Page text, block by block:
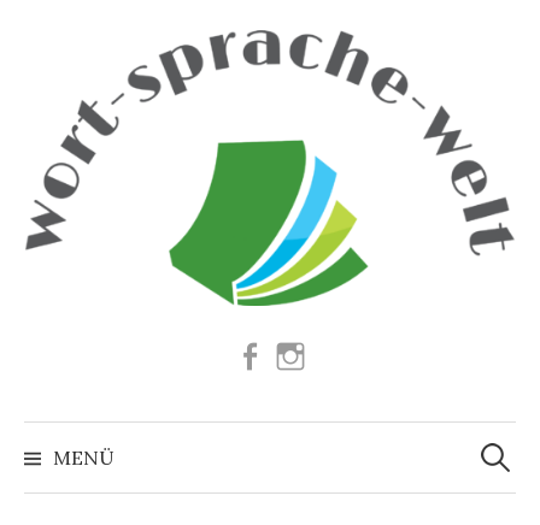
Facebook
MENÜ
Suchen
nach: